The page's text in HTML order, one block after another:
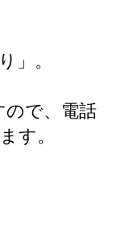
。
ので、電話
す。